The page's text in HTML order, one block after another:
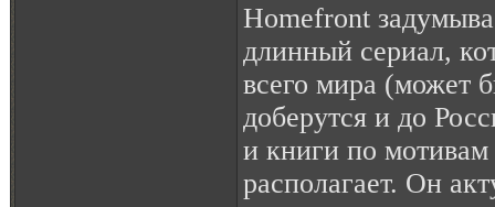
Homefront
длинный сериал,
всего мира (может
доберутся и до
и книги по
располагает. Он